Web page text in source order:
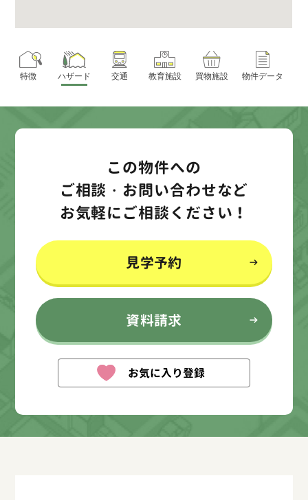
特徴 ハザード 交通 教育施設 買物施設 物件データ
この物件への
ご相談・お問い合わせなど
お気軽にご相談ください！
見学予約
資料請求
お気に入り登録